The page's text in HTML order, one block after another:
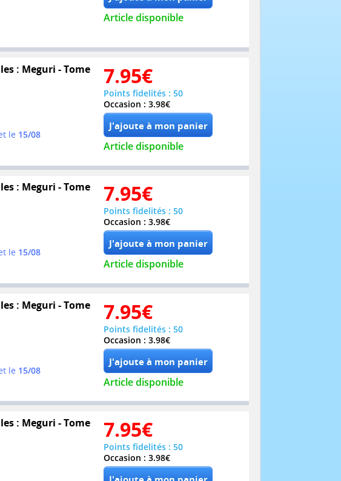
Article disponible
: Meguri - Tome
le 15/08
7.95€
Points fidelités : 50
Occasion : 3.98€
Article disponible
: Meguri - Tome
le 15/08
7.95€
Points fidelités : 50
Occasion : 3.98€
Article disponible
: Meguri - Tome
le 15/08
7.95€
Points fidelités : 50
Occasion : 3.98€
Article disponible
: Meguri - Tome
7.95€
Points fidelités : 50
Occasion : 3.98€